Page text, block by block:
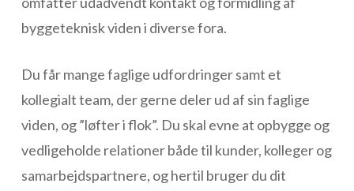
byggeteknisk viden i diverse fora.
Du får mange faglige udfordringer samt et
kollegialt team, der gerne deler ud af sin faglige
viden, og ”løfter i flok”. Du skal evne at opbygge og
vedligeholde relationer både til kunder, kolleger og
samarbejdspartnere, og hertil bruger du dit